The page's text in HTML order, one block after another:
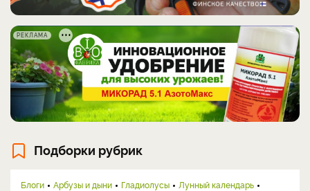
РЕКЛАМА
Подборки рубрик
Блоги Арбузы и дыни Гладиолусы
Лунный календарь